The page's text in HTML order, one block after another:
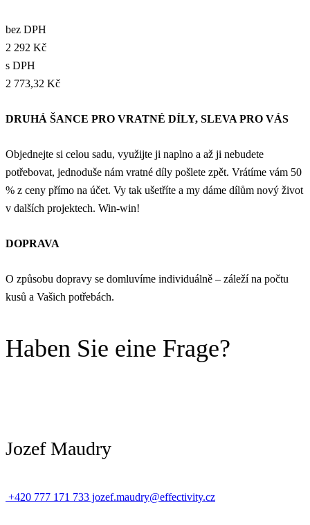
bez DPH
2 292 Kč
s DPH
2 773,32 Kč
DRUHÁ ŠANCE PRO VRATNÉ DÍLY, SLEVA PRO VÁS
Objednejte si celou sadu, využijte ji naplno a až ji nebudete
potřebovat, jednoduše nám vratné díly pošlete zpět. Vrátíme vám 50
% z ceny přímo na účet. Vy tak ušetříte a my dáme dílům nový život
v dalších projektech. Win-win!
DOPRAVA
O způsobu dopravy se domluvíme individuálně – záleží na počtu
kusů a Vašich potřebách.
Haben Sie eine Frage?
Jozef Maudry
+420 777 171 733 jozef.maudry@effectivity.cz